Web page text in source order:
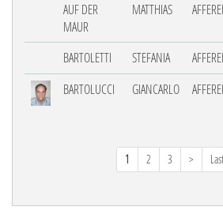
AUF DER
MAUR
MATTHIAS
BARTOLETTI STEFANIA
BARTOLUCCI
GIANCARLO
1 2 3 >